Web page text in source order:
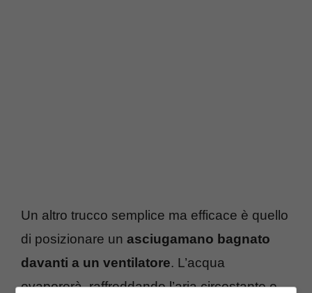
Un altro trucco semplice ma efficace è quello
di posizionare un asciugamano bagnato
davanti a un ventilatore. L’acqua
evaporerà, raffreddando l’aria circostante e